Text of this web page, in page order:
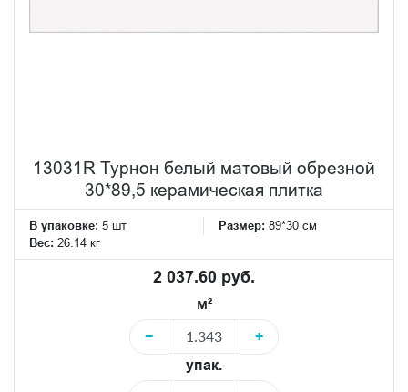
13031R Турнон белый матовый обрезной
30*89,5 керамическая плитка
В упаковке: 5 шт Размер: 89*30 см
Вес: 26.14 кг
2 037.60 руб.
м²
−
+
упак.